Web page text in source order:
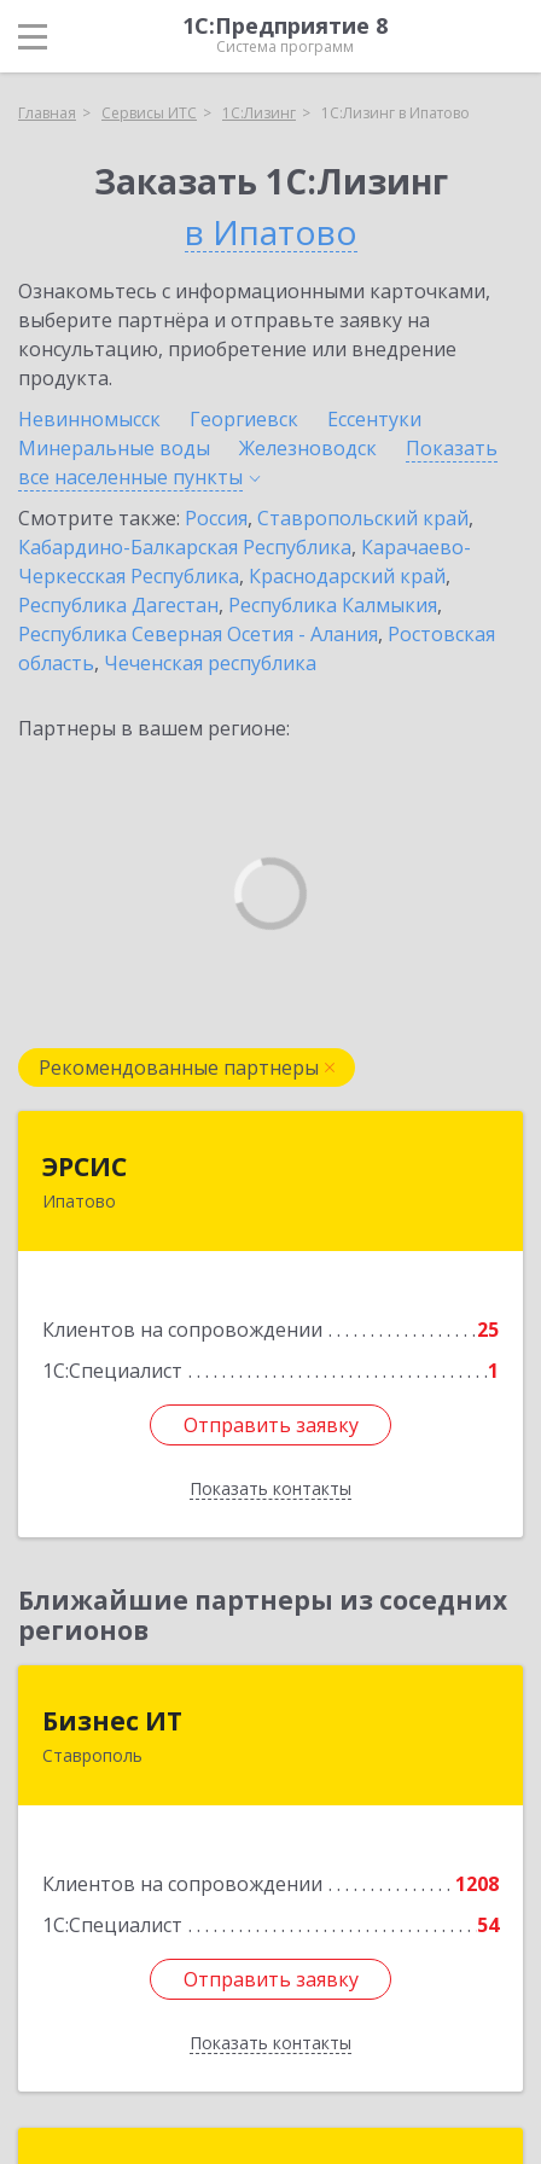
1С:Предприятие 8
Система программ
Главная Сервисы ИТС 1С:Лизинг 1С:Лизинг в Ипатово
Заказать 1С:Лизинг
в Ипатово
Ознакомьтесь с информационными карточками,
выберите партнёра и отправьте заявку на
консультацию, приобретение или внедрение
продукта.
Невинномысск
Георгиевск
Ессентуки
Минеральные воды
Железноводск
Показать
все населенные пункты
Смотрите также: Россия, Ставропольский край,
Кабардино-Балкарская Республика, Карачаево-
Черкесская Республика, Краснодарский край,
Республика Дагестан, Республика Калмыкия,
Республика Северная Осетия - Алания, Ростовская
область, Чеченская республика
Партнеры в вашем регионе:
Рекомендованные партнеры
ЭРСИС
Ипатово
Клиентов на сопровождении
25
1С:Специалист
1
Отправить заявку
Показать контакты
Подробнее
Отправить заявку
Назад
Ближайшие партнеры из соседних
регионов
Бизнес ИТ
Ставрополь
Клиентов на сопровождении
1208
1С:Специалист
54
Отправить заявку
Показать контакты
355035, Ставропольский край, Ставрополь г, 1
Отправить заявку
Назад